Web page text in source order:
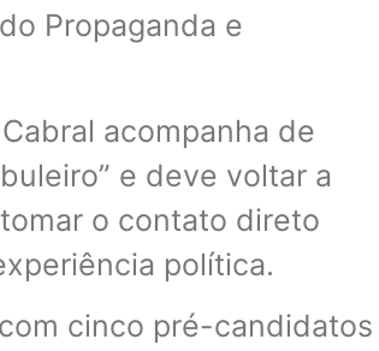
Propaganda e
acompanha de
e deve voltar a
o contato direto
política.
cinco pré-candidatos